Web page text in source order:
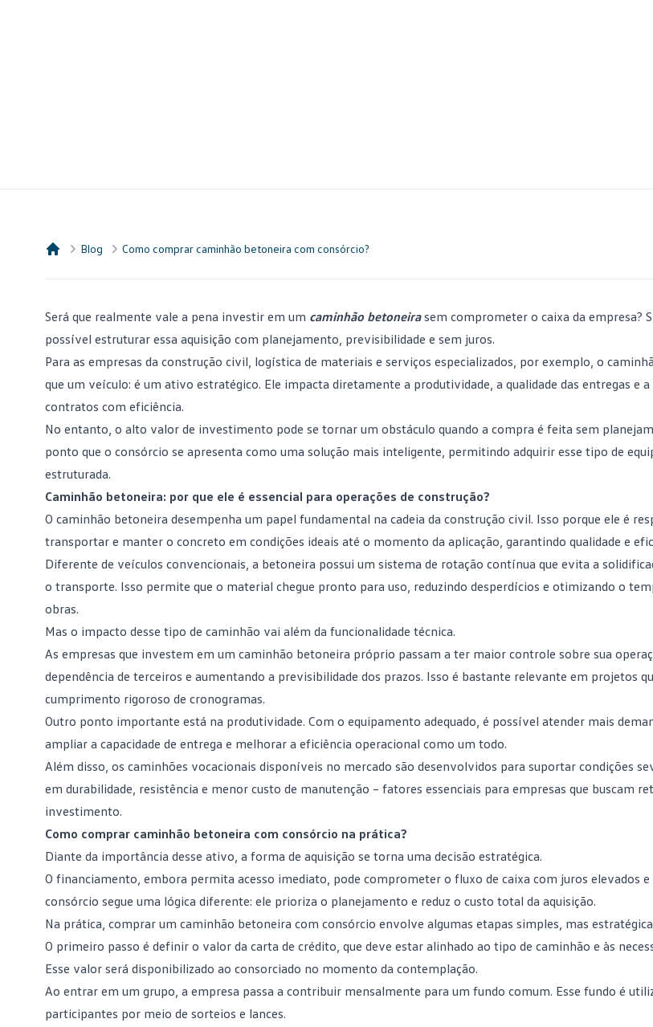
Blog Como comprar caminhão betoneira com consórcio?
Será que realmente vale a pena investir em um caminhão betoneirasem comprometer o caixa da empresa?
possível estruturar essa aquisição com planejamento, previsibilidade e sem juros.
Para as empresas da construção civil, logística de materiais e serviços especializados, por exemplo, o
que um veículo: é um ativo estratégico. Ele impacta diretamente a produtividade, a qualidade das entregas e a
contratos com eficiência.
No entanto, o alto valor de investimento pode se tornar um obstáculo quando a compra é feita sem
ponto que o consórcio se apresenta como uma solução mais inteligente, permitindo adquirir esse tipo de
estruturada.
Caminhão betoneira: por que ele é essencial para operações de construção?
O caminhão betoneira desempenha um papel fundamental na cadeia da construção civil. Isso porque ele é
transportar e manter o concreto em condições ideais até o momento da aplicação, garantindo qualidade e
Diferente de veículos convencionais, a betoneira possui um sistema de rotação contínua que evita a
o transporte. Isso permite que o material chegue pronto para uso, reduzindo desperdícios e otimizando o
obras.
Mas o impacto desse tipo de caminhão vai além da funcionalidade técnica.
As empresas que investem em um caminhão betoneira próprio passam a ter maior controle sobre sua
dependência de terceiros e aumentando a previsibilidade dos prazos. Isso é bastante relevante em projetos
cumprimento rigoroso de cronogramas.
Outro ponto importante está na produtividade. Com o equipamento adequado, é possível atender mais
ampliar a capacidade de entrega e melhorar a eficiência operacional como um todo.
Além disso, os caminhões vocacionais disponíveis no mercado são desenvolvidos para suportar condições
em durabilidade, resistência e menor custo de manutenção – fatores essenciais para empresas que buscam
investimento.
Como comprar caminhão betoneira com consórcio na prática?
Diante da importância desse ativo, a forma de aquisição se torna uma decisão estratégica.
O financiamento, embora permita acesso imediato, pode comprometer o fluxo de caixa com juros elevados e
consórcio segue uma lógica diferente: ele prioriza o planejamento e reduz o custo total da aquisição.
Na prática, comprar um caminhão betoneira com consórcio envolve algumas etapas simples, mas
O primeiro passo é definir o valor da carta de crédito, que deve estar alinhado ao tipo de caminhão e às
Esse valor será disponibilizado ao consorciado no momento da contemplação.
Ao entrar em um grupo, a empresa passa a contribuir mensalmente para um fundo comum. Esse fundo é
participantes por meio de sorteios e lances.